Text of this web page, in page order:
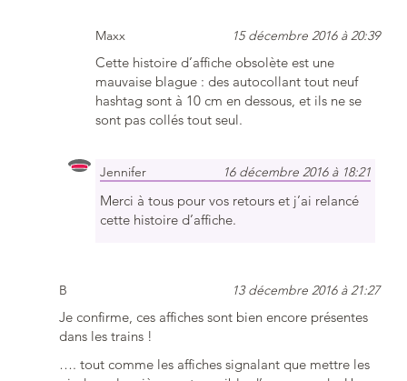
Maxx 15 décembre 2016 à 20:39
Cette histoire d’affiche obsolète est une
mauvaise blague : des autocollant tout neuf
hashtag sont à 10 cm en dessous, et ils ne se
sont pas collés tout seul.
Jennifer 16 décembre 2016 à 18:21
Merci à tous pour vos retours et j’ai relancé
cette histoire d’affiche.
B 13 décembre 2016 à 21:27
Je confirme, ces affiches sont bien encore présentes
dans les trains !
…. tout comme les affiches signalant que mettre les